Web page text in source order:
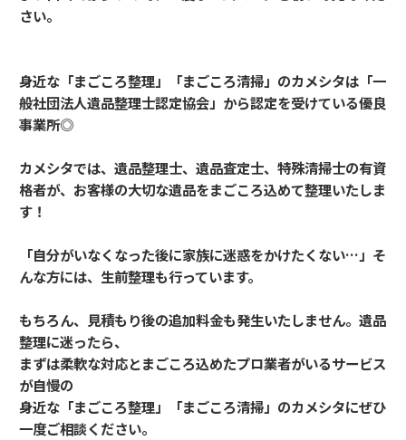
さい。
身近な「まごころ整理」「まごころ清掃」のカメシタは「一
般社団法人遺品整理士認定協会」から認定を受けている優良
事業所◎
カメシタでは、遺品整理士、遺品査定士、特殊清掃士の有資
格者が、お客様の大切な遺品をまごころ込めて整理いたしま
す！
「自分がいなくなった後に家族に迷惑をかけたくない…」そ
んな方には、生前整理も行っています。
もちろん、見積もり後の追加料金も発生いたしません。遺品
整理に迷ったら、
まずは柔軟な対応とまごころ込めたプロ業者がいるサービス
が自慢の
身近な「まごころ整理」「まごころ清掃」のカメシタにぜひ
一度ご相談ください。